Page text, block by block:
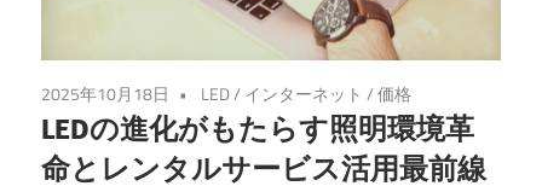
2025年10月18日 LED/ インターネット /価格
LEDの進化がもたらす照明環境革
命とレンタルサービス活用最前線